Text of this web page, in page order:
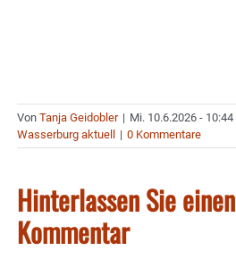
Von Tanja Geidobler | Mi. 10.6.2026 - 10:44
Wasserburg aktuell | 0 Kommentare
Hinterlassen Sie einen
Kommentar